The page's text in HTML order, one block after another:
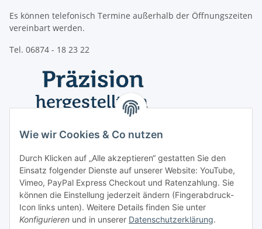
Es können telefonisch Termine außerhalb der Öffnungszeiten
vereinbart werden.
Tel. 06874 - 18 23 22
Wie wir Cookies & Co nutzen
Durch Klicken auf „Alle akzeptieren“ gestatten Sie den
Einsatz folgender Dienste auf unserer Website: YouTube,
Vimeo, PayPal Express Checkout und Ratenzahlung. Sie
können die Einstellung jederzeit ändern (Fingerabdruck-
Icon links unten). Weitere Details finden Sie unter
Konfigurieren und in unserer Datenschutzerklärung.